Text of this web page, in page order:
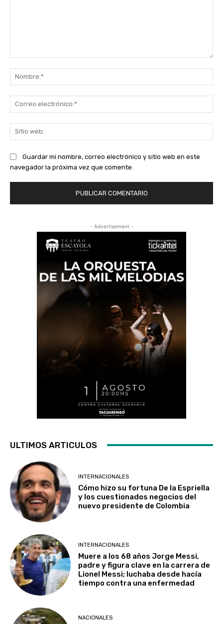
Guardar mi nombre, correo electrónico y sitio web en este
navegador la próxima vez que comente.
- Advertisement -
ULTIMOS ARTICULOS
INTERNACIONALES
Cómo hizo su fortuna De la Espriella
y los cuestionados negocios del
nuevo presidente de Colombia
INTERNACIONALES
Muere a los 68 años Jorge Messi,
padre y figura clave en la carrera de
Lionel Messi; luchaba desde hacía
tiempo contra una enfermedad
NACIONALES